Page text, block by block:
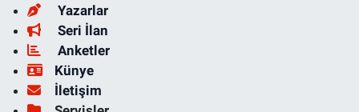
Yazarlar
Seri İlan
Anketler
Künye
İletişim